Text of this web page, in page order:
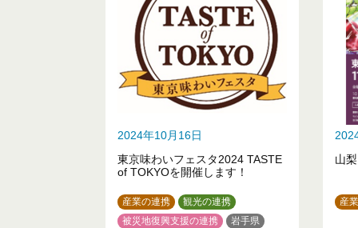
2024年10月16日
東京味わいフェスタ2024 TASTE
of TOKYOを開催します！
産業の連携
観光の連携
被災地復興支援の連携
岩手県
山
産